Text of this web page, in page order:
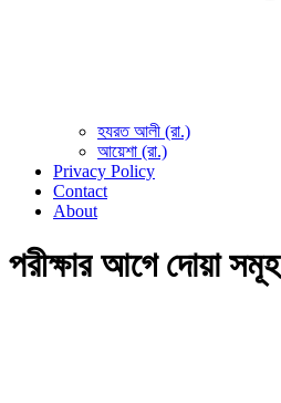
হযরত আলী (রা.)
আয়েশা (রা.)
Privacy Policy
Contact
About
পরীক্ষার আগে দোয়া সমূহ